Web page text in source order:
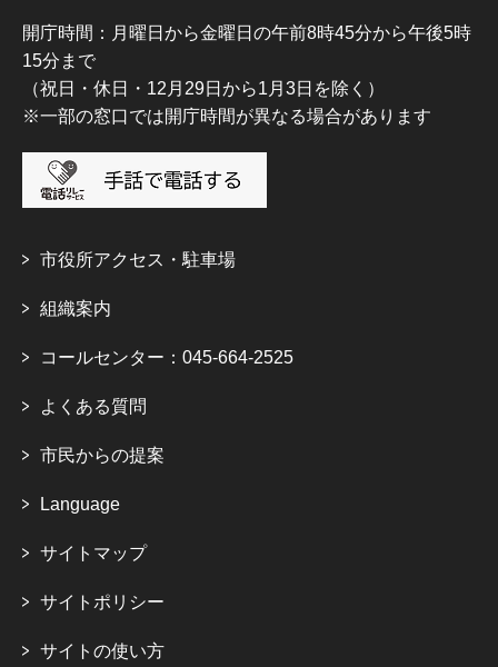
開庁時間：月曜日から金曜日の午前8時45分から午後5時
15分まで
（祝日・休日・12月29日から1月3日を除く）
※一部の窓口では開庁時間が異なる場合があります
市役所アクセス・駐車場
組織案内
コールセンター：045-664-2525
よくある質問
市民からの提案
Language
サイトマップ
サイトポリシー
サイトの使い方